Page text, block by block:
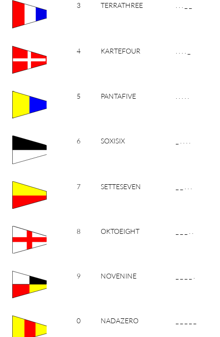
3 TERRATHREE
4 KARTEFOUR
5 PANTAFIVE
6 SOXISIX
7 SETTESEVEN
8 OKTOEIGHT
9 NOVENINE
0 NADAZERO